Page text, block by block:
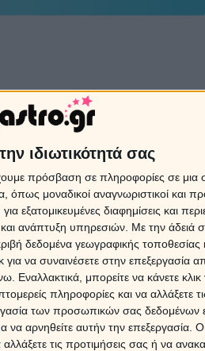
ιδιωτικότητά σας
πρόσβαση σε πληροφορίες σε
μοναδικοί αναγνωριστικοί και
εξατομικευμένες διαφημίσεις και
ανάπτυξη υπηρεσιών. Με την άδειά
δεδομένα γεωγραφικής τοποθεσίας
να συναινέσετε στην επεξεργασία
μπορείτε να κάνετε κλικ
πληροφορίες και να αλλάξετε
των προσωπικών σας δεδομένων
να αρνηθείτε αυτήν την επεξεργασία.
τις προτιμήσεις σας ή να
Ελλάδα και
ΛΕΠΤΑ
26€
τώρα
30'